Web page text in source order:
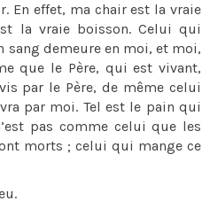
En effet, ma chair est la vraie
la vraie boisson. Celui qui
sang demeure en moi, et moi,
que le Père, qui est vivant,
par le Père, de même celui
par moi. Tel est le pain qui
pas comme celui que les
morts ; celui qui mange ce